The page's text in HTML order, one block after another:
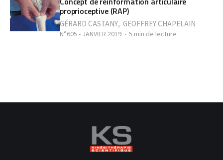
proprioceptive (RAP)
GÉRARD CASTANY, GEOFFREY CHAPELAIN
N°605 - JANVIER 2019 5 min de lecture